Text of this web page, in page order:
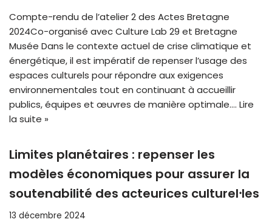
Compte-rendu de l’atelier 2 des Actes Bretagne
2024Co-organisé avec Culture Lab 29 et Bretagne
Musée Dans le contexte actuel de crise climatique et
énergétique, il est impératif de repenser l’usage des
espaces culturels pour répondre aux exigences
environnementales tout en continuant à accueillir
publics, équipes et œuvres de manière optimale.… Lire
la suite »
Limites planétaires : repenser les
modèles économiques pour assurer la
soutenabilité des acteurices culturel⸱les
13 décembre 2024